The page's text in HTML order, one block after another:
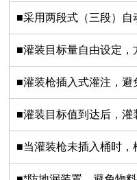
■采用两段式（三段）自
■灌装目标量自由设定，
■灌装枪插入式灌注，避
■灌装目标值到达后，灌
■当灌装枪未插入桶时，